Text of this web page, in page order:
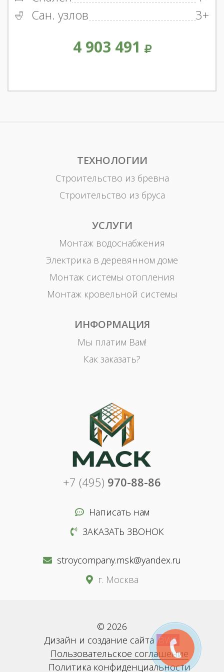
Сан. узлов
3+
4 903 491
ТЕХНОЛОГИИ
Строительство из бревна
Строительство из бруса
УСЛУГИ
Монтаж водоснабжения
Электрика в деревянном доме
Монтаж системы отопления
Монтаж кровельной системы
ИНФОРМАЦИЯ
Мы платим Вам!
Как заказать?
+7 (495) 970-88-86
Написать нам
ЗАКАЗАТЬ ЗВОНОК
stroycompany.msk@yandex.ru
г. Москва
© 2026
Дизайн и создание сайта BWS
Пользовательское соглашение
Политика конфиденциальности